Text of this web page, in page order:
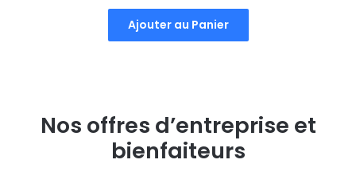
Ajouter au Panier
Nos offres d’entreprise et
bienfaiteurs